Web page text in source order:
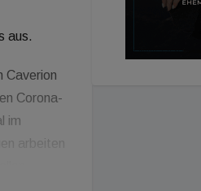
aus.
Caverion
Corona-
im
arbeiten